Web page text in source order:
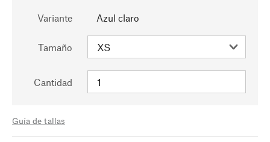
Variante Azul claro
Tamaño
Cantidad
Guía de tallas